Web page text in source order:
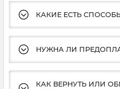
КАКИЕ ЕСТЬ
НУЖНА ЛИ
КАК ВЕРНУТЬ ИЛИ